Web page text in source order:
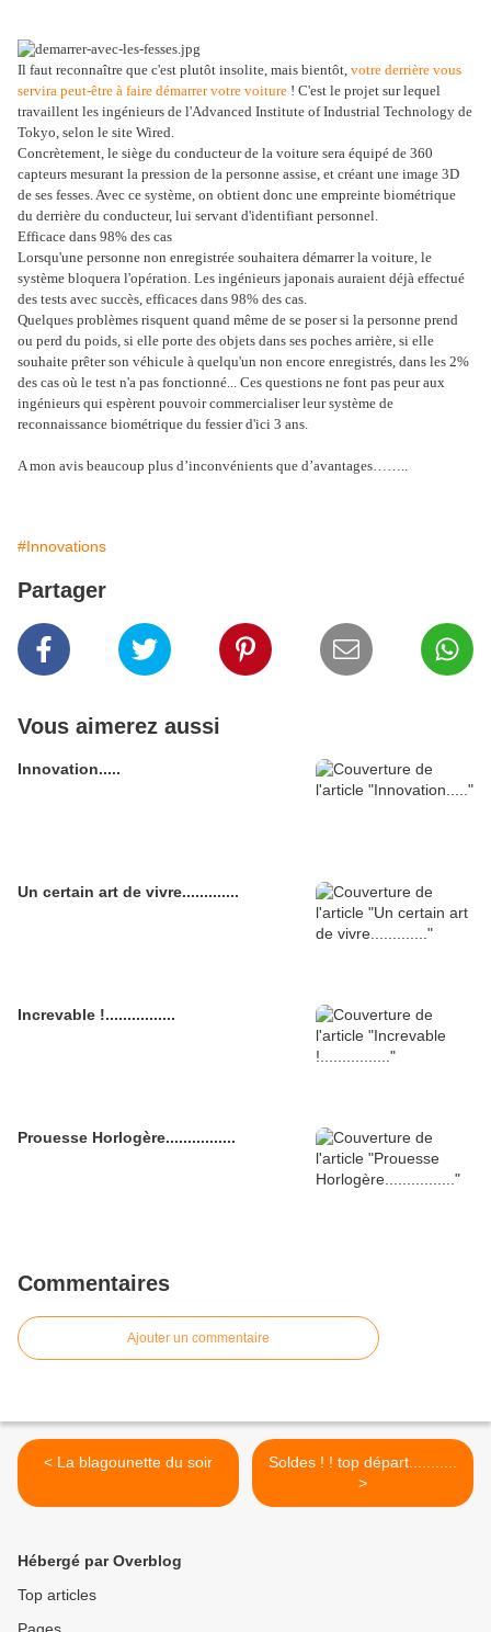
Il faut reconnaître que c'est plutôt insolite, mais bientôt, votre derrière vous
servira peut-être à faire démarrer votre voiture ! C'est le projet sur lequel
travaillent les ingénieurs de l'Advanced Institute of Industrial Technology de
Tokyo, selon le site Wired.
Concrètement, le siège du conducteur de la voiture sera équipé de 360
capteurs mesurant la pression de la personne assise, et créant une image 3D
de ses fesses. Avec ce système, on obtient donc une empreinte biométrique
du derrière du conducteur, lui servant d'identifiant personnel.
Efficace dans 98% des cas
Lorsqu'une personne non enregistrée souhaitera démarrer la voiture, le
système bloquera l'opération. Les ingénieurs japonais auraient déjà effectué
des tests avec succès, efficaces dans 98% des cas.
Quelques problèmes risquent quand même de se poser si la personne prend
ou perd du poids, si elle porte des objets dans ses poches arrière, si elle
souhaite prêter son véhicule à quelqu'un non encore enregistrés, dans les 2%
des cas où le test n'a pas fonctionné... Ces questions ne font pas peur aux
ingénieurs qui espèrent pouvoir commercialiser leur système de
reconnaissance biométrique du fessier d'ici 3 ans.
A mon avis beaucoup plus d’inconvénients que d’avantages……..
#Innovations
Partager
Vous aimerez aussi
Innovation.....
Un certain art de vivre.............
Increvable !................
Prouesse Horlogère................
Commentaires
Ajouter un commentaire
< La blagounette du soir
Soldes ! ! top départ...........
>
Hébergé par Overblog
Top articles